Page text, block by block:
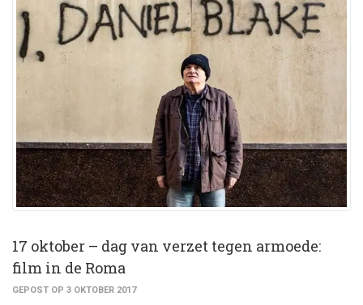
17 oktober – dag van verzet tegen armoede:
film in de Roma
GEPOST OP 3 OKTOBER 2017